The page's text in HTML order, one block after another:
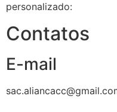
personalizado:
Contatos
E-mail